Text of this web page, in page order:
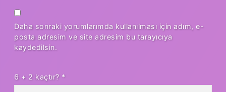
Daha sonraki yorumlarımda kullanılması için adım, e-
posta adresim ve site adresim bu tarayıcıya
kaydedilsin.
6 + 2 kaçtır? *